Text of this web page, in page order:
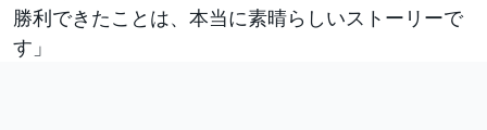
勝利できたことは、本当に素晴らしいストーリーで
す」